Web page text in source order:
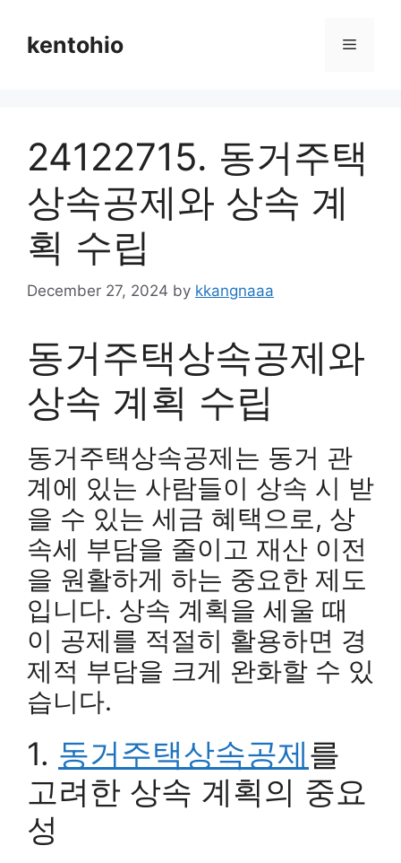
contentkentohio Menu
24122715. 동거주택
상속공제와 상속 계
획 수립
December 27, 2024 by kkangnaaa
동거주택상속공제와
상속 계획 수립
동거주택상속공제는 동거 관
계에 있는 사람들이 상속 시 받
을 수 있는 세금 혜택으로, 상
속세 부담을 줄이고 재산 이전
을 원활하게 하는 중요한 제도
입니다. 상속 계획을 세울 때
이 공제를 적절히 활용하면 경
제적 부담을 크게 완화할 수 있
습니다.
1. 동거주택상속공제를
고려한 상속 계획의 중요
성